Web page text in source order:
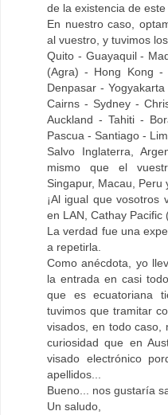
de la existencia de este
En nuestro caso,
al vuestro, y tuvimos
Quito - Guayaquil -
(Agra) - Hong Kong
Denpasar -
Cairns - Sydney -
Auckland - Tahiti -
Pascua - Santiago -
Salvo Inglaterra,
mismo que el
Singapur, Macau, Peru
¡Al igual que vosotros
en LAN, Cathay
La verdad fue una
a repetirla.
Como anécdota, yo
la entrada en casi
que es ecuatoriana
tuvimos que tramitar
visados, en todo caso,
curiosidad que en
visado electrónico
apellidos...
Bueno... nos gustaría
Un saludo,